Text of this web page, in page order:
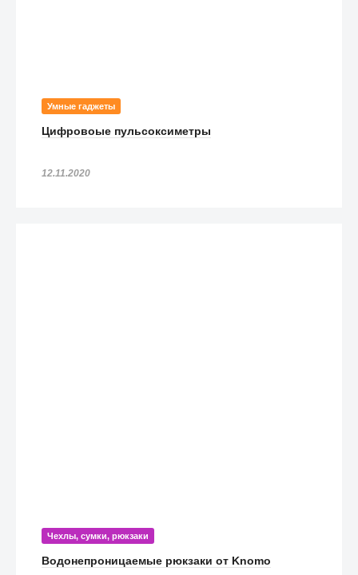
Умные гаджеты
Цифровоые пульсоксиметры
12.11.2020
Чехлы, сумки, рюкзаки
Водонепроницаемые рюкзаки от Knomo